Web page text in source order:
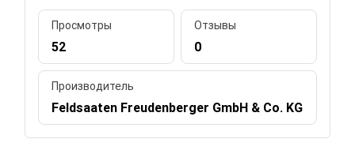
Просмотры
52
Отзывы
0
Производитель
Feldsaaten Freudenberger GmbH & Co. KG